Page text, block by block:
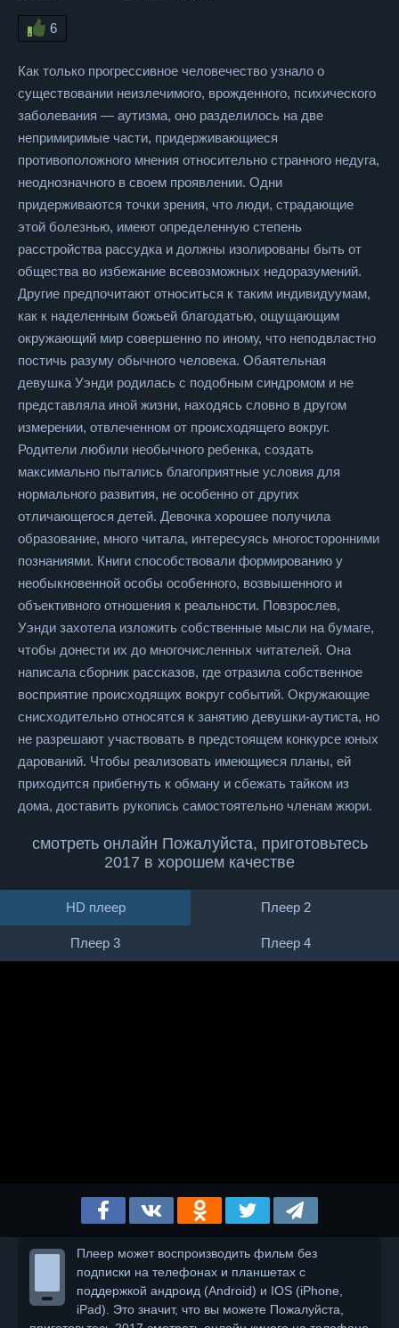
6
Как только прогрессивное человечество узнало о
существовании неизлечимого, врожденного, психического
заболевания — аутизма, оно разделилось на две
непримиримые части, придерживающиеся
противоположного мнения относительно странного недуга,
неоднозначного в своем проявлении. Одни
придерживаются точки зрения, что люди, страдающие
этой болезнью, имеют определенную степень
расстройства рассудка и должны изолированы быть от
общества во избежание всевозможных недоразумений.
Другие предпочитают относиться к таким индивидуумам,
как к наделенным божьей благодатью, ощущающим
окружающий мир совершенно по иному, что неподвластно
постичь разуму обычного человека. Обаятельная
девушка Уэнди родилась с подобным синдромом и не
представляла иной жизни, находясь словно в другом
измерении, отвлеченном от происходящего вокруг.
Родители любили необычного ребенка, создать
максимально пытались благоприятные условия для
нормального развития, не особенно от других
отличающегося детей. Девочка хорошее получила
образование, много читала, интересуясь многосторонними
познаниями. Книги способствовали формированию у
необыкновенной особы особенного, возвышенного и
объективного отношения к реальности. Повзрослев,
Уэнди захотела изложить собственные мысли на бумаге,
чтобы донести их до многочисленных читателей. Она
написала сборник рассказов, где отразила собственное
восприятие происходящих вокруг событий. Окружающие
снисходительно относятся к занятию девушки-аутиста, но
не разрешают участвовать в предстоящем конкурсе юных
дарований. Чтобы реализовать имеющиеся планы, ей
приходится прибегнуть к обману и сбежать тайком из
дома, доставить рукопись самостоятельно членам жюри.
смотреть онлайн Пожалуйста, приготовьтесь
2017 в хорошем качестве
HD плеер Плеер 2
Плеер 3 Плеер 4
Плеер может воспроизводить фильм без
подписки на телефонах и планшетах с
поддержкой андроид (Android) и IOS (iPhone,
iPad). Это значит, что вы можете Пожалуйста,